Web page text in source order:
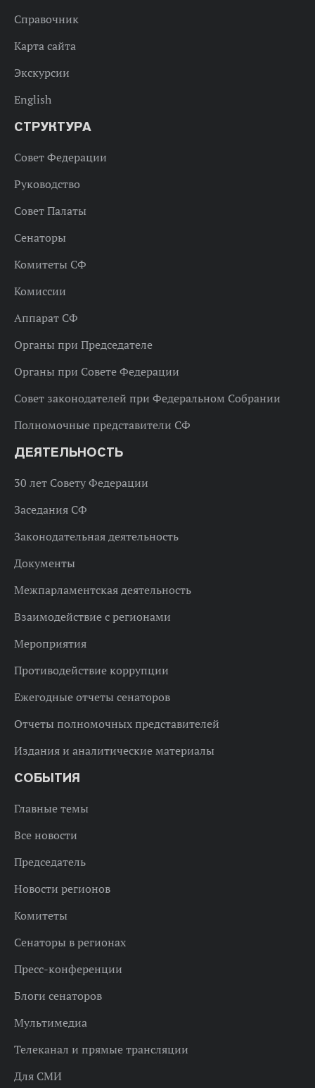
Справочник
Карта сайта
Экскурсии
English
СТРУКТУРА
Совет Федерации
Руководство
Совет Палаты
Сенаторы
Комитеты СФ
Комиссии
Аппарат СФ
Органы при Председателе
Органы при Совете Федерации
Совет законодателей при Федеральном Собрании
Полномочные представители СФ
ДЕЯТЕЛЬНОСТЬ
30 лет Совету Федерации
Заседания СФ
Законодательная деятельность
Документы
Межпарламентская деятельность
Взаимодействие с регионами
Мероприятия
Противодействие коррупции
Ежегодные отчеты сенаторов
Отчеты полномочных представителей
Издания и аналитические материалы
СОБЫТИЯ
Главные темы
Все новости
Председатель
Новости регионов
Комитеты
Сенаторы в регионах
Пресс-конференции
Блоги сенаторов
Мультимедиа
Телеканал и прямые трансляции
Для СМИ